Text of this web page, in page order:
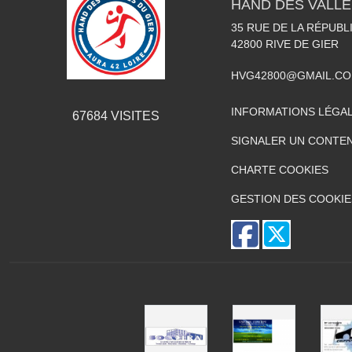
67684VISITES
HAND DES
35 RUE DE LA
42800 RIVE DE GIER
INFORMATIONS
SIGNALER UN
CHARTE COOKIES
GESTION DES